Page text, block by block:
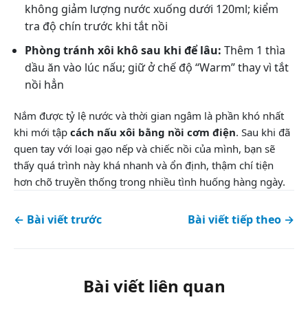
không giảm lượng nước xuống dưới 120ml; kiểm
tra độ chín trước khi tắt nồi
Phòng tránh xôi khô sau khi để lâu: Thêm 1 thìa
dầu ăn vào lúc nấu; giữ ở chế độ “Warm” thay vì tắt
nồi hẳn
Nắm được tỷ lệ nước và thời gian ngâm là phần khó nhất
khi mới tập cách nấu xôi bằng nồi cơm điện. Sau khi đã
quen tay với loại gạo nếp và chiếc nồi của mình, bạn sẽ
thấy quá trình này khá nhanh và ổn định, thậm chí tiện
hơn chõ truyền thống trong nhiều tình huống hàng ngày.
← Bài viết trước Bài viết tiếp theo →
Bài viết liên quan